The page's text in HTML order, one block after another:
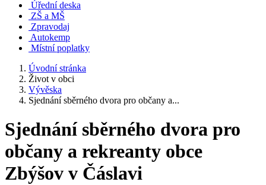
Úřední deska
ZŠ a MŠ
Zpravodaj
Autokemp
Místní poplatky
Úvodní stránka
Život v obci
Vývěska
Sjednání sběrného dvora pro občany a...
Sjednání sběrného dvora pro
občany a rekreanty obce
Zbýšov v Čáslavi